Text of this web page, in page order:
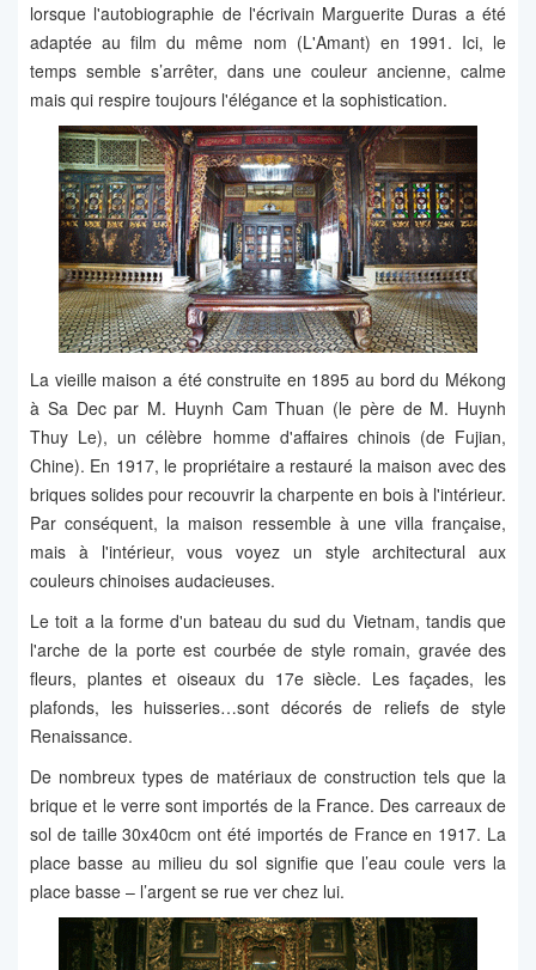
lorsque l'autobiographie de l'écrivain Marguerite Duras a été
adaptée au film du même nom (L'Amant) en 1991. Ici, le
temps semble s’arrêter, dans une couleur ancienne, calme
mais qui respire toujours l'élégance et la sophistication.
La vieille maison a été construite en 1895 au bord du Mékong
à Sa Dec par M. Huynh Cam Thuan (le père de M. Huynh
Thuy Le), un célèbre homme d'affaires chinois (de Fujian,
Chine). En 1917, le propriétaire a restauré la maison avec des
briques solides pour recouvrir la charpente en bois à l'intérieur.
Par conséquent, la maison ressemble à une villa française,
mais à l'intérieur, vous voyez un style architectural aux
couleurs chinoises audacieuses.
Le toit a la forme d'un bateau du sud du Vietnam, tandis que
l'arche de la porte est courbée de style romain, gravée des
fleurs, plantes et oiseaux du 17e siècle. Les façades, les
plafonds, les huisseries…sont décorés de reliefs de style
Renaissance.
De nombreux types de matériaux de construction tels que la
brique et le verre sont importés de la France. Des carreaux de
sol de taille 30x40cm ont été importés de France en 1917. La
place basse au milieu du sol signifie que l’eau coule vers la
place basse – l’argent se rue ver chez lui.